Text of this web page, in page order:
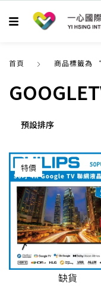
首頁 商品標籤為
特價
缺貨